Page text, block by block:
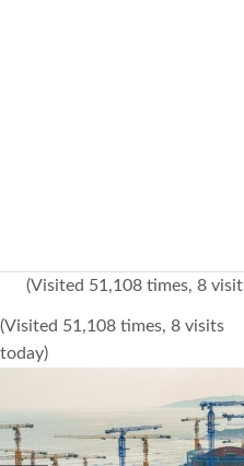
GLOBOTV BP
HÍR3D
(Visited 51,108 times, 8
(Visited 51,108 times, 8 visits
today)